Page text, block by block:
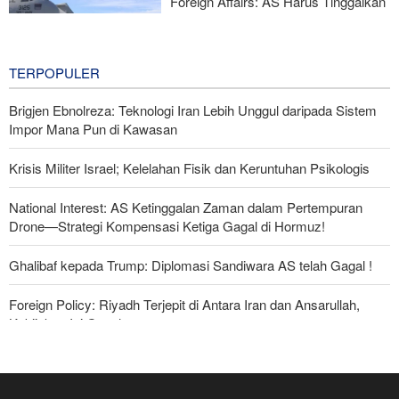
TERPOPULER
Brigjen Ebnolreza: Teknologi Iran Lebih Unggul daripada Sistem
Impor Mana Pun di Kawasan
Krisis Militer Israel; Kelelahan Fisik dan Keruntuhan Psikologis
National Interest: AS Ketinggalan Zaman dalam Pertempuran
Drone—Strategi Kompensasi Ketiga Gagal di Hormuz!
Ghalibaf kepada Trump: Diplomasi Sandiwara AS telah Gagal !
Foreign Policy: Riyadh Terjepit di Antara Iran dan Ansarullah,
Kebijakan Ini Gagal